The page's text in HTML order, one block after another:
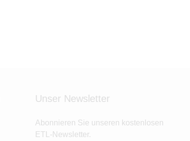
Unser Newsletter
Abonnieren Sie unseren kostenlosen
ETL-Newsletter.